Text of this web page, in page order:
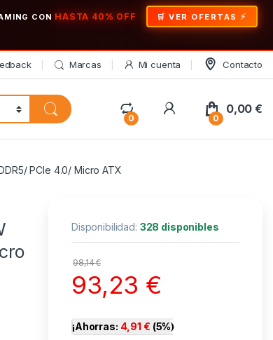
CON HASTA 40% OFF 🛒 VER OFERTAS
Marcas Mi cuenta Contacto
0
My Account
0
0,00€
PCIe 4.0/ Micro ATX
Disponibilidad: 328 disponibles
98,14€
93,23 €
¡Ahorras: 4,91 € (5%)